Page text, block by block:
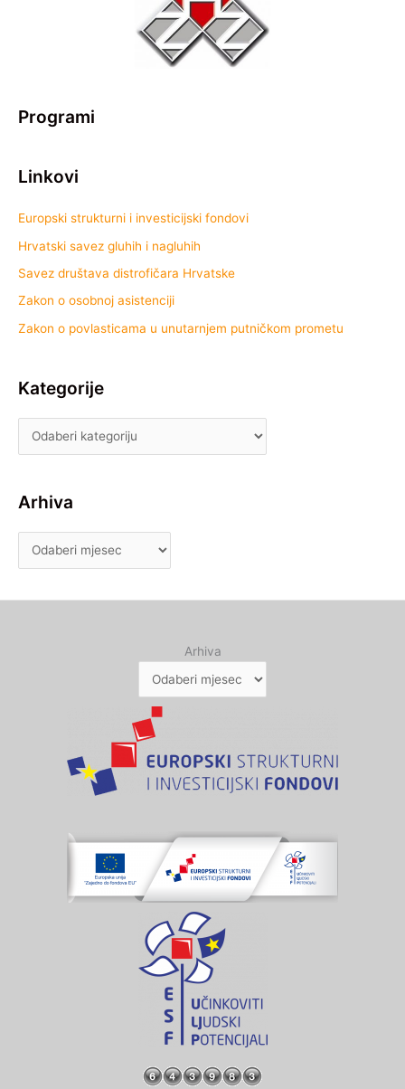
Programi
Linkovi
Europski strukturni i investicijski fondovi
Hrvatski savez gluhih i nagluhih
Savez društava distrofičara Hrvatske
Zakon o osobnoj asistenciji
Zakon o povlasticama u unutarnjem putničkom prometu
Kategorije
Arhiva
Arhiva